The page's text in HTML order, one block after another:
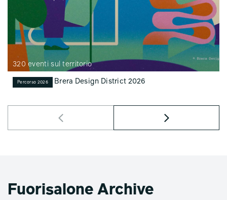
320 eventi sul territorio
Percorso 2026 Brera Design District 2026
Fuorisalone Archive